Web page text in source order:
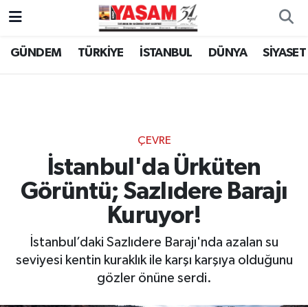
GÜNDEM TÜRKİYE İSTANBUL DÜNYA SİYASET
ÇEVRE
İstanbul'da Ürküten
Görüntü; Sazlıdere Barajı
Kuruyor!
İstanbul’daki Sazlıdere Barajı'nda azalan su
seviyesi kentin kuraklık ile karşı karşıya olduğunu
gözler önüne serdi.